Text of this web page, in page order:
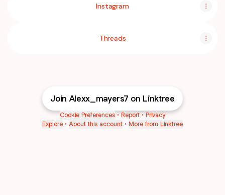
Instagram
Threads
Join Alexx_mayers7 on Linktree
Cookie Preferences • Report • Privacy
Explore • About this account • More from Linktree